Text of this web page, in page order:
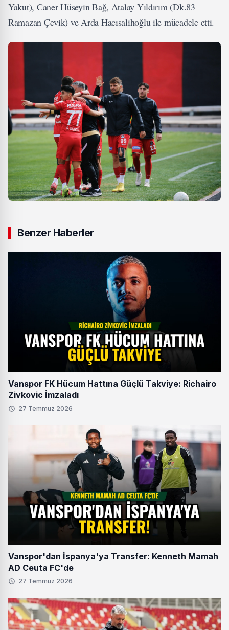
Yakut), Caner Hüseyin Bağ, Atalay Yıldırım (Dk.83
Ramazan Çevik) ve Arda Hacısalihoğlu ile mücadele etti.
Benzer Haberler
Vanspor FK Hücum Hattına Güçlü Takviye: Richairo
Zivkovic İmzaladı
27 Temmuz 2026
Vanspor'dan İspanya'ya Transfer: Kenneth Mamah
AD Ceuta FC'de
27 Temmuz 2026